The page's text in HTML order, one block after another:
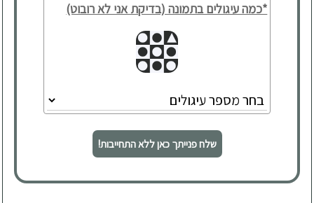
*כמה עיגולים בתמונה (בדיקת אני לא רובוט)
שלח פנייתך כאן ללא התחייבות!